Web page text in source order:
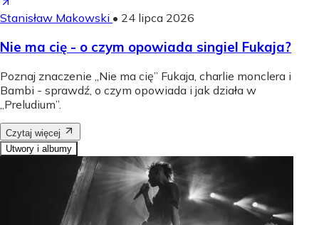
Stanisław Makowski • 24 lipca 2026
Nie ma cię - o czym opowiada singiel Fukaja?
Poznaj znaczenie „Nie ma cię” Fukaja, charlie monclera i
Bambi - sprawdź, o czym opowiada i jak działa w
„Preludium”.
Czytaj więcej
Utwory i albumy